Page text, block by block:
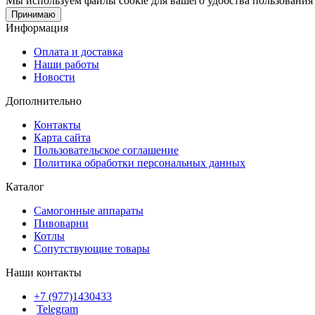
Принимаю
Информация
Оплата и доставка
Наши работы
Новости
Дополнительно
Контакты
Карта сайта
Пользовательское соглашение
Политика обработки персональных данных
Каталог
Cамогонные аппараты
Пивоварни
Котлы
Сопутствующие товары
Наши контакты
+7 (977)1430433
Telegram